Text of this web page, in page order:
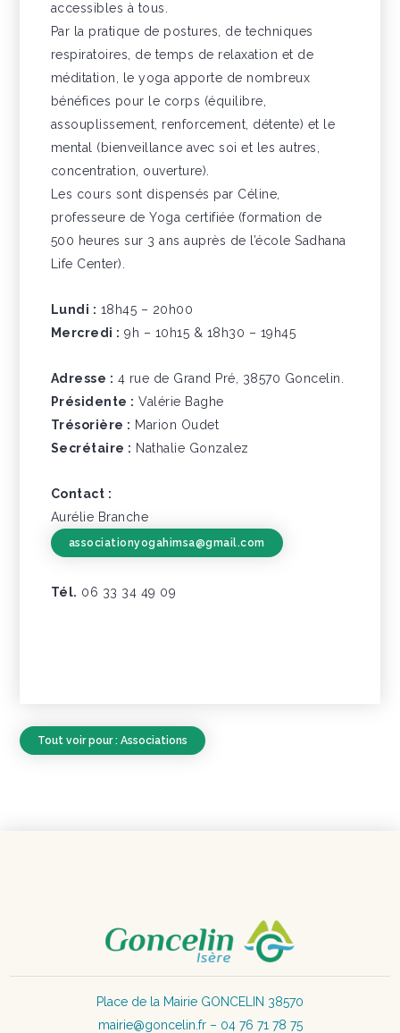
accessibles à tous.
Par la pratique de postures, de techniques
respiratoires, de temps de relaxation et de
méditation, le yoga apporte de nombreux
bénéfices pour le corps (équilibre,
assouplissement, renforcement, détente) et le
mental (bienveillance avec soi et les autres,
concentration, ouverture).
Les cours sont dispensés par Céline,
professeure de Yoga certifiée (formation de
500 heures sur 3 ans auprès de l’école Sadhana
Life Center).
Lundi : 18h45 – 20h00
Mercredi : 9h – 10h15 & 18h30 – 19h45
Adresse : 4 rue de Grand Pré, 38570 Goncelin.
Présidente : Valérie Baghe
Trésorière : Marion Oudet
Secrétaire : Nathalie Gonzalez
Contact :
Aurélie Branche
associationyogahimsa@gmail.com
Tél. 06 33 34 49 09
Tout voir pour : Associations
Place de la Mairie GONCELIN 38570
mairie@goncelin.fr – 04 76 71 78 75